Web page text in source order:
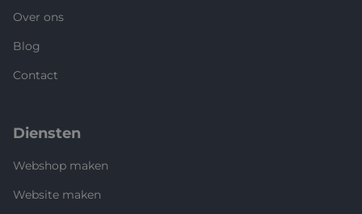
Over ons
Blog
Contact
Diensten
Webshop maken
Website maken